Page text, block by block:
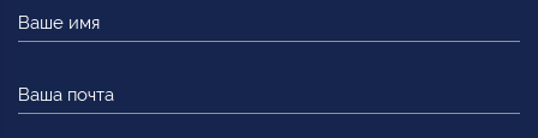
имя
почта